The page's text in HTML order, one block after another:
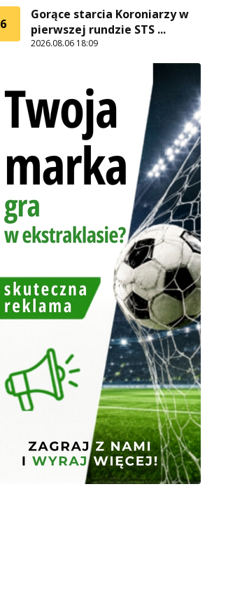
6
Gorące starcia Koroniarzy w
pierwszej rundzie STS ...
2026.08.06 18:09